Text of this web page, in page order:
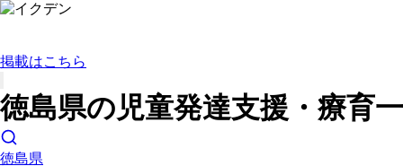
掲載はこちら
徳島県の児童発達支援・療育
徳島県